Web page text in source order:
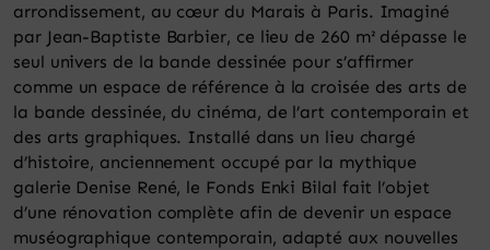
arrondissement, au cœur du Marais à Paris. Imaginé
par Jean-Baptiste Barbier, ce lieu de 260 m² dépasse le
seul univers de la bande dessinée pour s’affirmer
comme un espace de référence à la croisée des arts de
la bande dessinée, du cinéma, de l’art contemporain et
des arts graphiques. Installé dans un lieu chargé
d’histoire, anciennement occupé par la mythique
galerie Denise René, le Fonds Enki Bilal fait l’objet
d’une rénovation complète afin de devenir un espace
muséographique contemporain, adapté aux nouvelles